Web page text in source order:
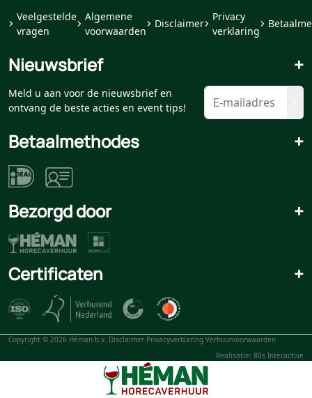
Veelgestelde
vragen
Algemene
voorwaarden
Disclaimer
Privacy
verklaring
Nieuwsbrief +
Meld u aan voor de nieuwsbrief en
ontvang de beste acties en event tips!
Betaalmethodes +
Bezorgd door +
Certificaten +
Copyright © 2026 Héman b.v. Disclaimer Privacyverklaring Verhuurvoorwaarden
Realisatie: 80s Interactive